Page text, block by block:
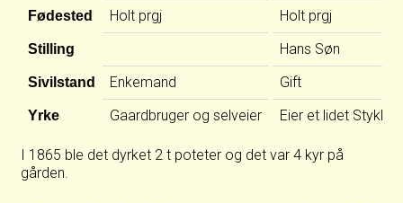
Fødested
Stilling
Sivilstand
Yrke
Holt prgj
Enkemand
Gaardbruger og selveier
Holt prgj
Hans Søn
Gift
Eier et lidet
I 1865 ble det dyrket 2 t poteter og det var 4 kyr på
gården.